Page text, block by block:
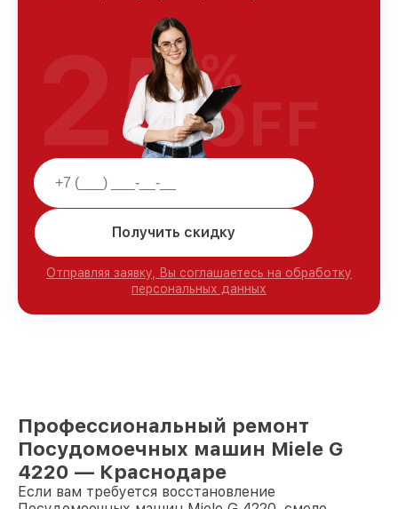
Получить скидку
Отправляя заявку, Вы соглашаетесь на обработку
персональных данных
25%
OFF
Профессиональный ремонт
Посудомоечных машин Miele G
4220 — Краснодаре
Если вам требуется восстановление